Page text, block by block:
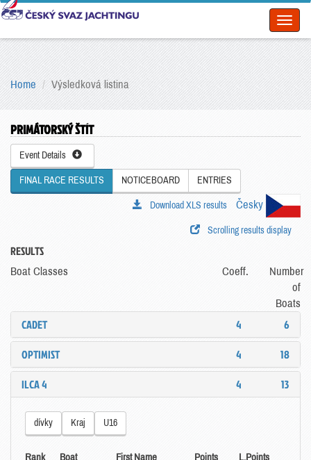
Home Výsledková listina
PRIMÁTORSKÝ ŠTÍT
Event Details
FINAL RACE RESULTS NOTICEBOARD ENTRIES
Česky
Download XLS results
Scrolling results display
RESULTS
Boat Classes Coeff.
Number
of
Boats
CADET 4
6
OPTIMIST
4
18
ILCA 4
4 13
dívky Kraj U16
Rank Boat First Name Points L.Points